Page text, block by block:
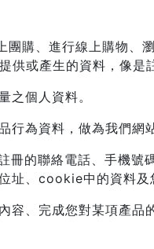
購、進行線上購物、
或產生的資料，像
之個人資料。
為資料，做為我們網
的聯絡電話、手機
址、cookie中的資料及
、完成您對某項產